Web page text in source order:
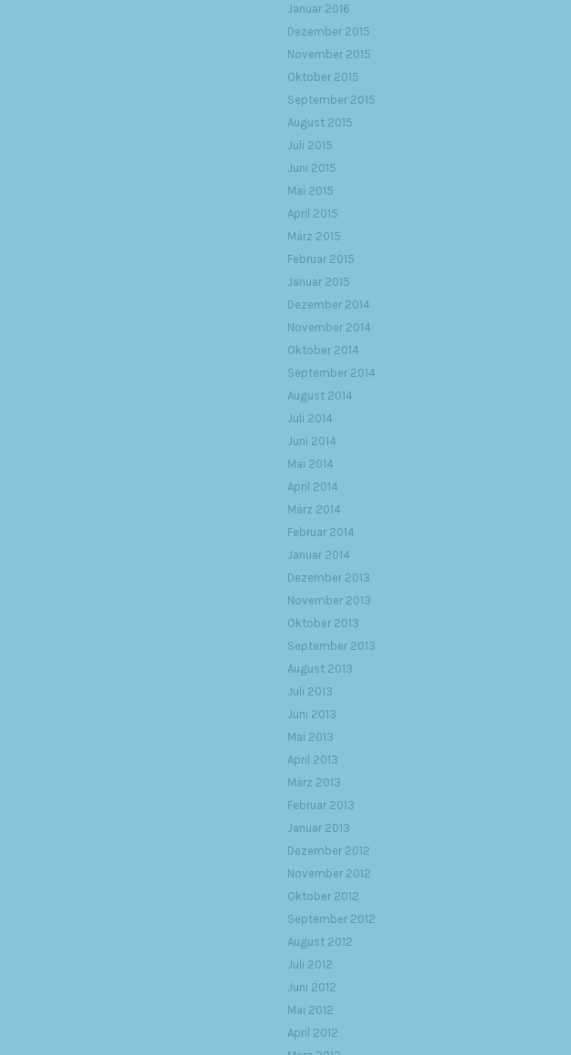
Januar 2016
Dezember 2015
November 2015
Oktober 2015
September 2015
August 2015
Juli 2015
Juni 2015
Mai 2015
April 2015
März 2015
Februar 2015
Januar 2015
Dezember 2014
November 2014
Oktober 2014
September 2014
August 2014
Juli 2014
Juni 2014
Mai 2014
April 2014
März 2014
Februar 2014
Januar 2014
Dezember 2013
November 2013
Oktober 2013
September 2013
August 2013
Juli 2013
Juni 2013
Mai 2013
April 2013
März 2013
Februar 2013
Januar 2013
Dezember 2012
November 2012
Oktober 2012
September 2012
August 2012
Juli 2012
Juni 2012
Mai 2012
April 2012